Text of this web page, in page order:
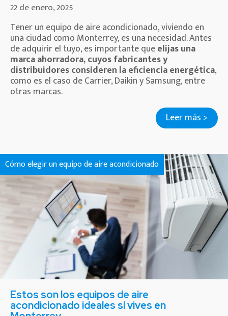
22 de enero, 2025
Tener un equipo de aire acondicionado, viviendo en
una ciudad como Monterrey, es una necesidad. Antes
de adquirir el tuyo, es importante queelijas una
marca ahorradora, cuyos fabricantes y
distribuidores consideren la eficiencia energética,
como es el caso de Carrier, Daikin y Samsung, entre
otras marcas.
Leer más >
Cómo elegir un equipo de aire acondicionado
Estos son los equipos de aire
acondicionado ideales si vives en